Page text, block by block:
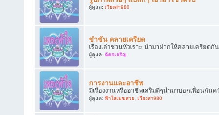
ผู้ดูแล: เวียงสา980
ขำขัน คลายเครียด
เรื่องเล่าชวนหัวเราะ นำมาฝากให้คลายเครียดกัน
ผู้ดูแล: ฉัตรเจริญ
การงานและอาชีพ
มีเรื่องงานหรืออาชีพเสริมดีๆนำมาบอกเพื่อนกันค
ผู้ดูแล: ฟ้าใสเมฆสวย, เวียงสา980